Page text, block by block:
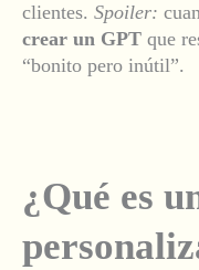
clientes. Spoiler:
crear un GPT que
“bonito pero inútil”.
¿Qué es